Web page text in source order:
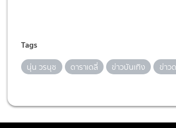
Tags
นุ่น วรนุช ดาราเดลี่ ข่าวบันเทิง ข่าว